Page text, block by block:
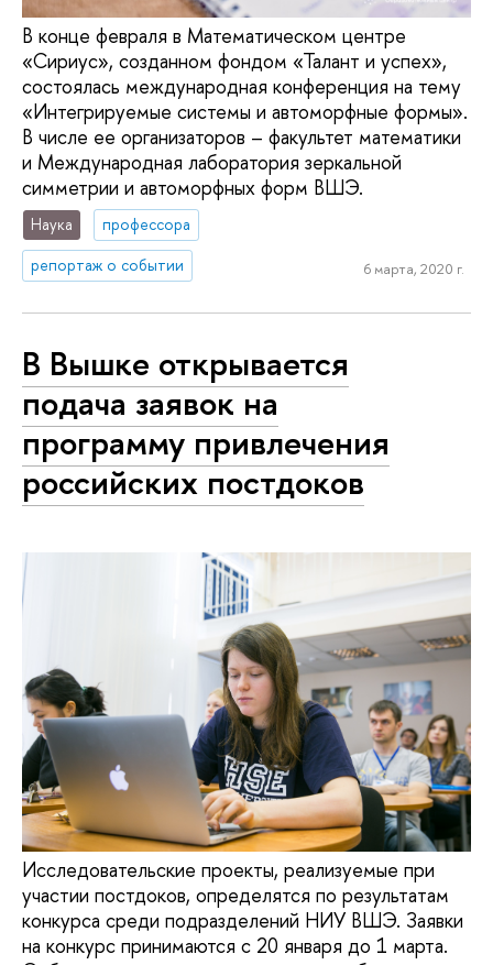
В конце февраля в Математическом центре
«Сириус», созданном фондом «Талант и успех»,
состоялась международная конференция на тему
«Интегрируемые системы и автоморфные формы».
В числе ее организаторов – факультет математики
и Международная лаборатория зеркальной
симметрии и автоморфных форм ВШЭ.
Наука
профессора
репортаж о событии
6 марта, 2020 г.
В Вышке открывается
подача заявок на
программу привлечения
российских постдоков
Исследовательские проекты, реализуемые при
участии постдоков, определятся по результатам
конкурса среди подразделений НИУ ВШЭ. Заявки
на конкурс принимаются с 20 января до 1 марта.